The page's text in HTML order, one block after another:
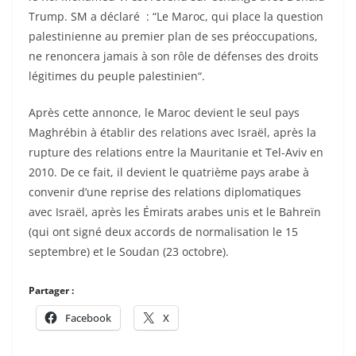
Trump. SM a déclaré : “Le Maroc, qui place la question
palestinienne au premier plan de ses préoccupations,
ne renoncera jamais à son rôle de défenses des droits
légitimes du peuple palestinien“.
Après cette annonce, le Maroc devient le seul pays
Maghrébin à établir des relations avec Israël, après la
rupture des relations entre la Mauritanie et Tel-Aviv en
2010. De ce fait, il devient le quatrième pays arabe à
convenir d’une reprise des relations diplomatiques
avec Israël, après les Émirats arabes unis et le Bahreïn
(qui ont signé deux accords de normalisation le 15
septembre) et le Soudan (23 octobre).
Partager :
Facebook X